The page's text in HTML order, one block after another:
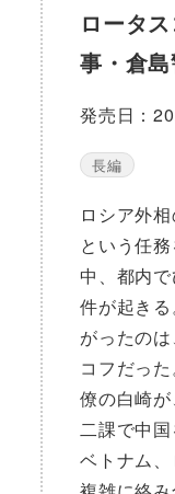
ロータ
事・倉
発売日：
長編
ロシア外
という任
中、都内
件が起き
がったの
コフだっ
僚の白崎
二課で中国
ベトナム